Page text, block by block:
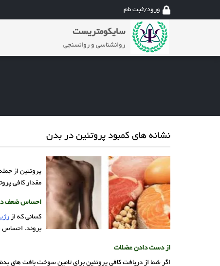
ورود/ثبت نام
سایکومتریست
روانشناسی و روانسنجی
نشانه های کمبود پروتئین در بدن
پروتئین از
مقدار کافی
احساس ضعف
کسانی که از
بروند. احساس
از دست دادن عضلات
اگر شما از دریافت کافی پروتئین برای تامین سوخت بافت های